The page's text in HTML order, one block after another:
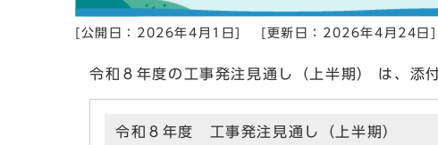
[公開日： 2026年4月1日 [更新日： 2026年4月24日
令和８年度の工事発注見通し（上半期） は、添
令和８年度 工事発注見通し（上半期）